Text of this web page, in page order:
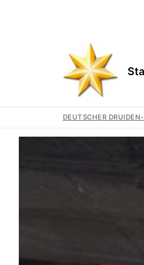
DEUTSCHER